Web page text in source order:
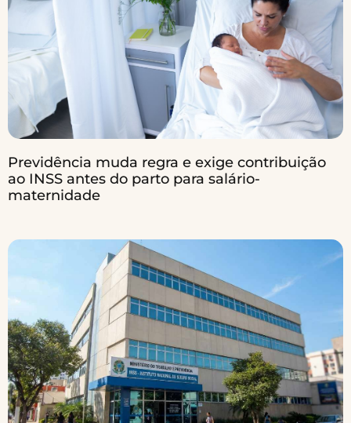
Previdência muda regra e exige contribuição
ao INSS antes do parto para salário-
maternidade